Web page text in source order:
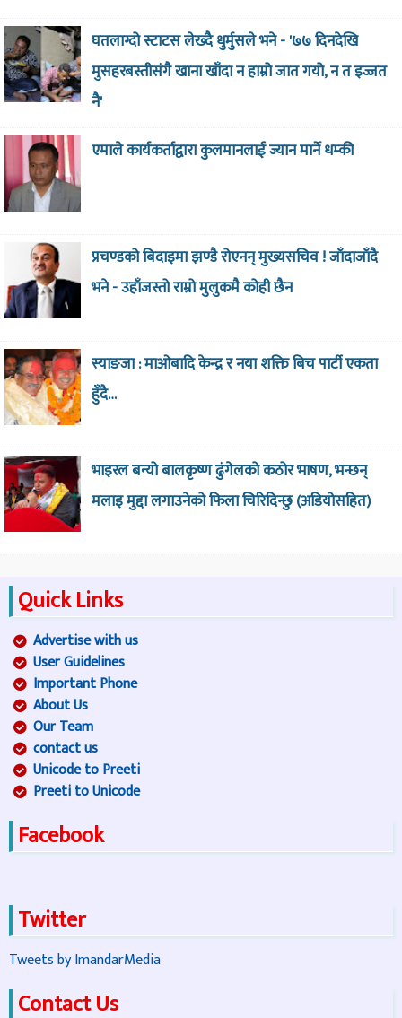
घतलाग्दो स्टाटस लेख्दै धुर्मुसले भने - '७७ दिनदेखि
मुसहरबस्तीसंगै खाना खाँदा न हाम्रो जात गयो, न त इज्जत
नै'
एमाले कार्यकर्ताद्वारा कुलमानलाई ज्यान मार्ने धम्की
प्रचण्डको बिदाइमा झण्डै रोएनन् मुख्यसचिव ! जाँदाजाँदै
भने - उहाँजस्तो राम्रो मुलुकमै कोही छैन
स्याङजा : माओबादि केन्द्र र नया शक्ति बिच पार्टी एकता
हुँदै…
भाइरल बन्यो बालकृष्ण ढुंगेलको कठोर भाषण, भन्छन्
मलाइ मुद्दा लगाउनेको फिला चिरिदिन्छु (अडियोसहित)
Quick Links
Advertise with us
User Guidelines
Important Phone
About Us
Our Team
contact us
Unicode to Preeti
Preeti to Unicode
Facebook
Twitter
Tweets by ImandarMedia
Contact Us